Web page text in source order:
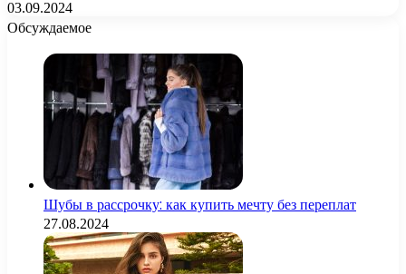
03.09.2024
Обсуждаемое
Шубы в рассрочку: как купить мечту без переплат
27.08.2024